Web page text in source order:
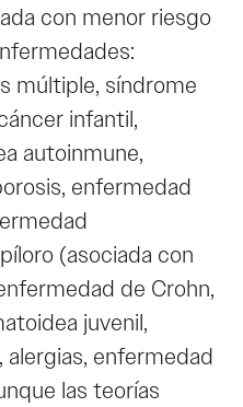
con menor riesgo
múltiple, síndrome
infantil,
autoinmune,
enfermedad
(asociada con
de Crohn,
juvenil,
enfermedad
las teorías